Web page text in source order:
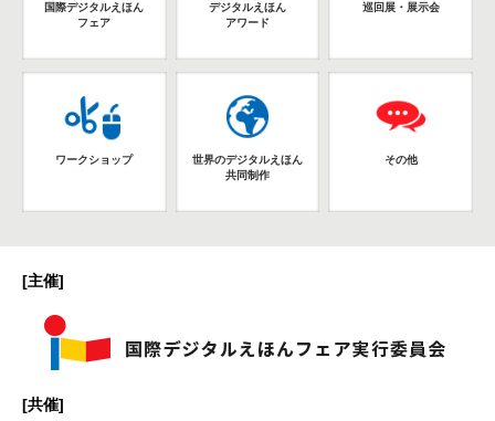
国際デジタルえほん
フェア
デジタルえほん
アワード
巡回展・展示会
ワークショップ
世界のデジタルえほん
共同制作
その他
[主催]
[共催]